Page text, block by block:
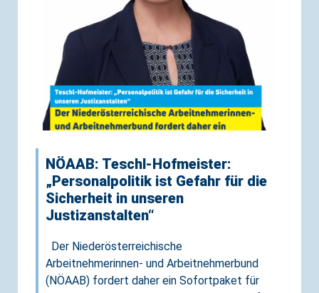
NÖAAB: Teschl-Hofmeister:
„Personalpolitik ist Gefahr für die
Sicherheit in unseren
Justizanstalten“
Der Niederösterreichische
Arbeitnehmerinnen- und Arbeitnehmerbund
(NÖAAB) fordert daher ein Sofortpaket für